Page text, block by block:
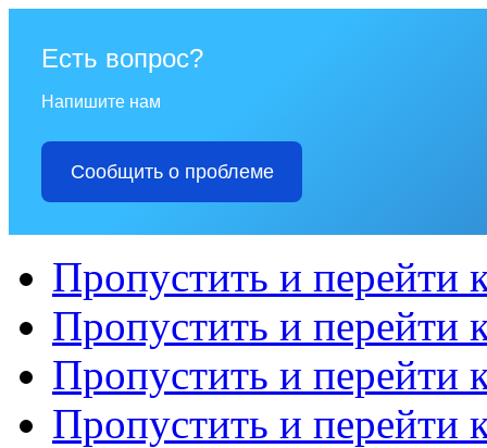
Есть вопрос?
Напишите нам
Сообщить о проблеме
Пропустить и перейти
Пропустить и перейти
Пропустить и перейти
Пропустить и перейти